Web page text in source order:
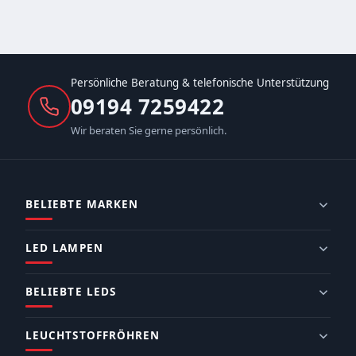
Persönliche Beratung & telefonische Unterstützung
09194 7259422
Wir beraten Sie gerne persönlich.
BELIEBTE MARKEN
LED LAMPEN
BELIEBTE LEDS
LEUCHTSTOFFRÖHREN